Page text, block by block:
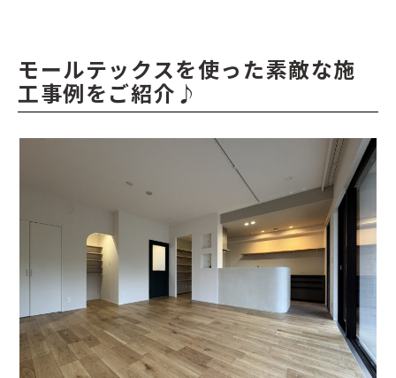
モールテックスを使った素敵な施
工事例をご紹介♪